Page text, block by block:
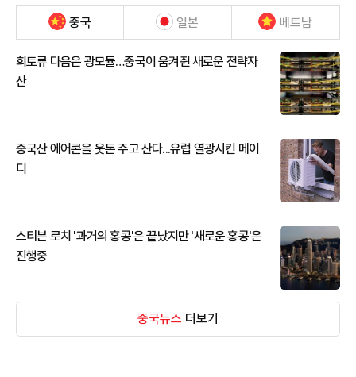
중국 일본 베트남
희토류 다음은 광모듈…중국이 움켜쥔 새로운 전략자
산
중국산 에어콘을 웃돈 주고 산다...유럽 열광시킨 메이
디
스티븐 로치 '과거의 홍콩'은 끝났지만 '새로운 홍콩'은
진행중
중국뉴스 더보기